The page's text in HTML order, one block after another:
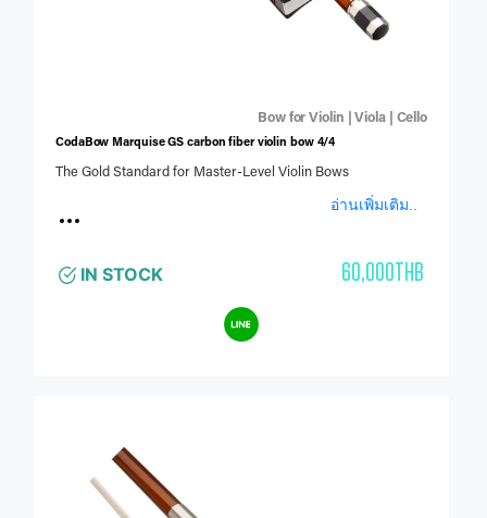
Bow for Violin | Viola | Cello
CodaBow Marquise GS carbon fiber violin bow 4/4
The Gold Standard for Master-Level Violin Bows
อ่านเพิ่มเติม..
IN STOCK 60,000THB